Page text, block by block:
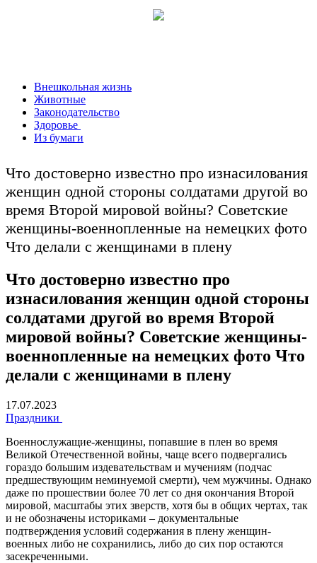
Внешкольная жизнь
Животные
Законодательство
Здоровье
Из бумаги
Что достоверно известно про изнасилования
женщин одной стороны солдатами другой во
время Второй мировой войны? Советские
женщины-военнопленные на немецких фото
Что делали с женщинами в плену
Что достоверно известно про
изнасилования женщин одной стороны
солдатами другой во время Второй
мировой войны? Советские женщины-
военнопленные на немецких фото Что
делали с женщинами в плену
17.07.2023
Праздники
Военнослужащие-женщины, попавшие в плен во время
Великой Отечественной войны, чаще всего подвергались
гораздо большим издевательствам и мучениям (подчас
предшествующим неминуемой смерти), чем мужчины. Однако
даже по прошествии более 70 лет со дня окончания Второй
мировой, масштабы этих зверств, хотя бы в общих чертах, так
и не обозначены историками – документальные
подтверждения условий содержания в плену женщин-
военных либо не сохранились, либо до сих пор остаются
засекреченными.